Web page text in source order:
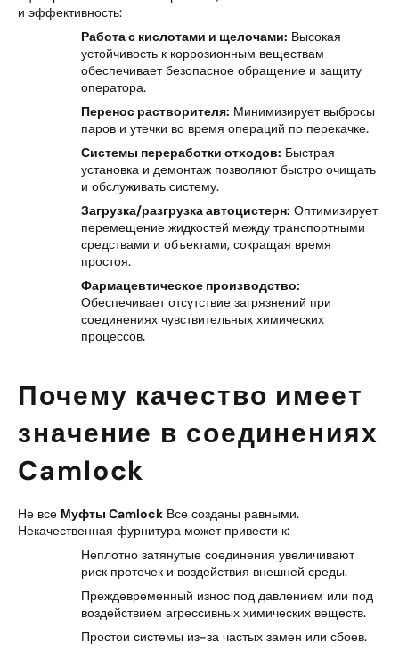
и эффективность:
Работа с кислотами и щелочами: Высокая
устойчивость к коррозионным веществам
обеспечивает безопасное обращение и защиту
оператора.
Перенос растворителя: Минимизирует выбросы
паров и утечки во время операций по перекачке.
Системы переработки отходов: Быстрая
установка и демонтаж позволяют быстро очищать
и обслуживать систему.
Загрузка/разгрузка автоцистерн: Оптимизирует
перемещение жидкостей между транспортными
средствами и объектами, сокращая время
простоя.
Фармацевтическое производство:
Обеспечивает отсутствие загрязнений при
соединениях чувствительных химических
процессов.
Почему качество имеет
значение в соединениях
Camlock
Не все Муфты Camlock Все созданы равными.
Некачественная фурнитура может привести к:
Неплотно затянутые соединения увеличивают
риск протечек и воздействия внешней среды.
Преждевременный износ под давлением или под
воздействием агрессивных химических веществ.
Простои системы из-за частых замен или сбоев.